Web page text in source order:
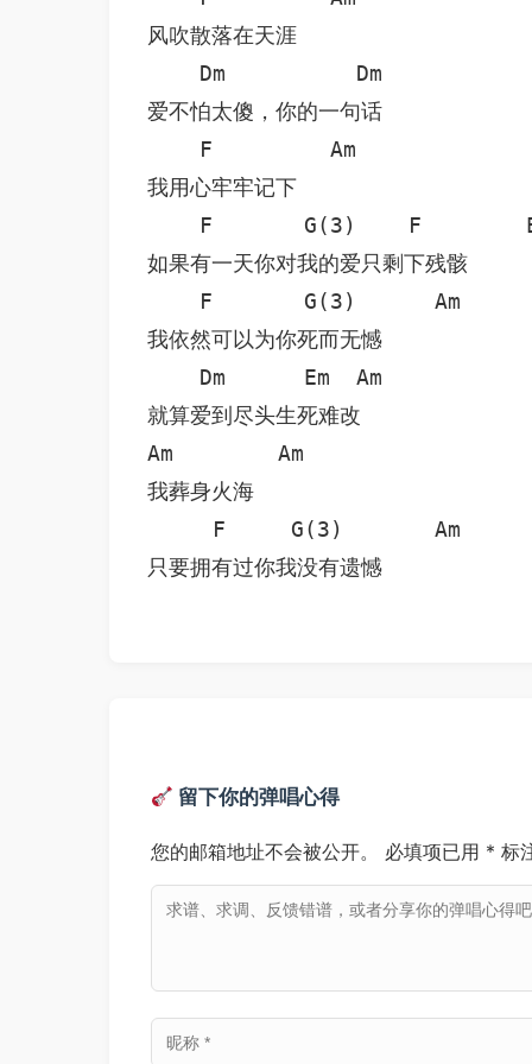
风吹散落在天涯
    Dm          Dm
爱不怕太傻，你的一句话
    F         Am
我用心牢牢记下
F       G(3)    F
如果有一天你对我的爱只剩下残骸
    F       G(3)      Am
我依然可以为你死而无憾
    Dm      Em  Am
就算爱到尽头生死难改
Am        Am
我葬身火海
     F     G(3)       Am
只要拥有过你我没有遗憾
留下你的弹唱心得
您的邮箱地址不会被公开。 必填项已用 * 标